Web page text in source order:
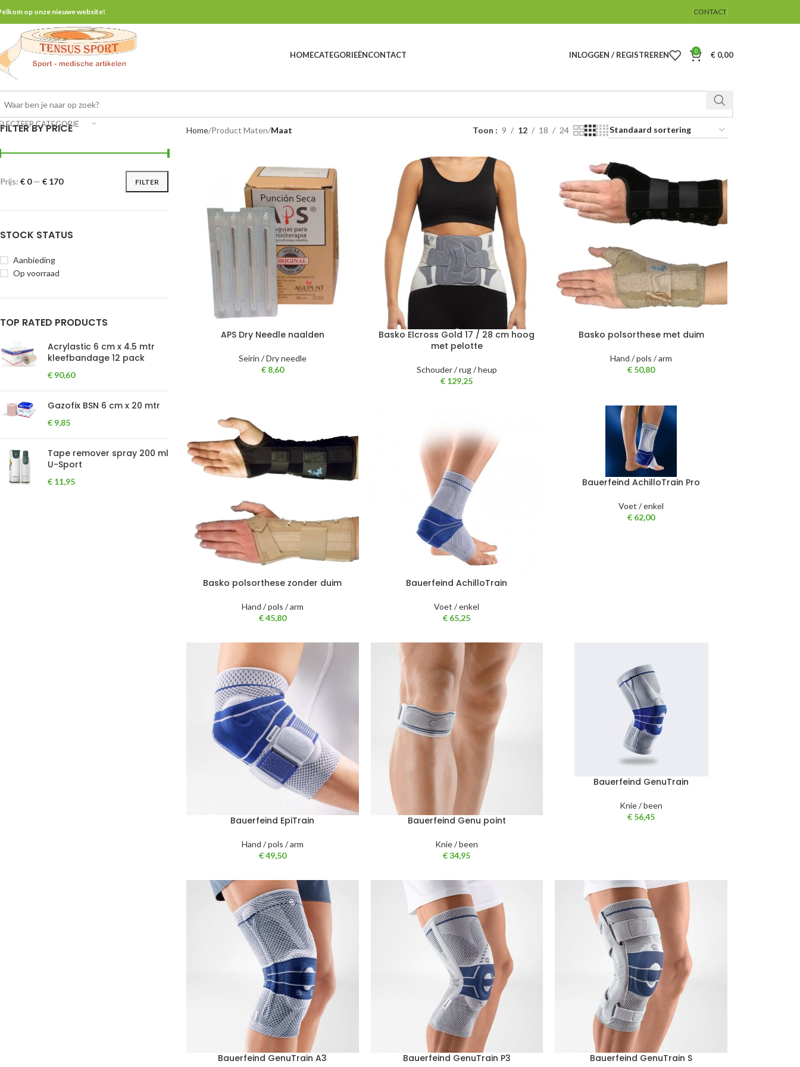
op onze nieuwe website! CONTACT
HOMECATEGORIEËNCONTACT INLOGGEN / REGISTREREN 0 € 0,00
CATEGORIE
FILTER BY PRICE
FILTER
Prijs: € 0— € 170
STOCK STATUS
Aanbieding
Op voorraad
TOP RATED PRODUCTS
Acrylastic 6 cm x 4.5 mtr
kleefbandage 12 pack
€ 90,60
Gazofix BSN 6 cm x 20 mtr
€ 9,85
Tape remover spray 200 ml
U-Sport
€ 11,95
Home Product Maten Maat Toon 9 12 18 24
APS Dry Needle naalden
Seirin / Dry needle
€8,60
Basko Elcross Gold 17 / 28 cm hoog
met pelotte
Schouder / rug / heup
€ 129,25
Basko polsorthese met duim
Hand / pols / arm
€ 50,80
Basko polsorthese zonder duim
Hand / pols / arm
€45,80
Bauerfeind AchilloTrain
Voet / enkel
€ 65,25
Bauerfeind AchilloTrain Pro
Voet / enkel
€ 62,00
Bauerfeind EpiTrain
Hand / pols / arm
€49,50
Bauerfeind Genu point
Knie / been
€34,95
Bauerfeind GenuTrain
Knie / been
€ 56,45
Bauerfeind GenuTrain A3 Bauerfeind GenuTrain P3 Bauerfeind GenuTrain S